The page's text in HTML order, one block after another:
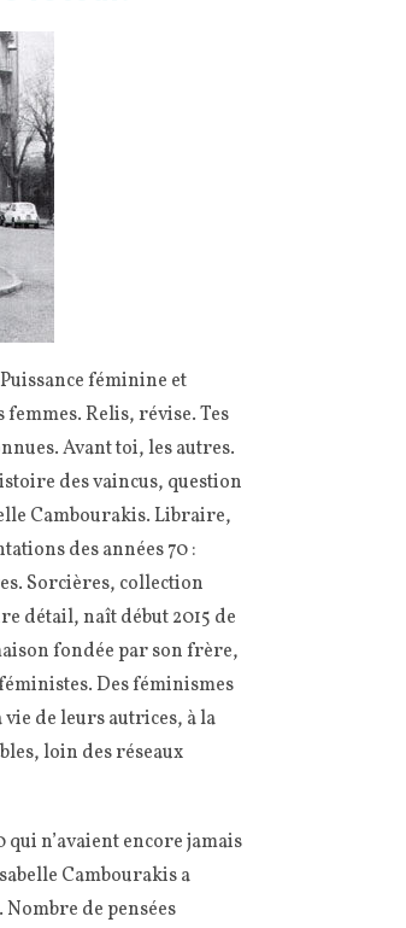
féminine et
Relis, révise. Tes
Avant toi, les autres.
des vaincus, question
Cambourakis. Libraire,
des années 70 :
Sorcières, collection
détail, naît début 2015 de
fondée par son frère,
Des féminismes
de leurs autrices, à la
loin des réseaux
n’avaient encore jamais
Cambourakis a
de pensées